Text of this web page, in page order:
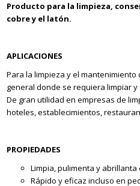
Producto para la limpieza,
cobre y el latón.
APLICACIONES
Para la limpieza y el
general donde se requiera limpiar
De gran utilidad en empresas de
hoteles, establecimientos,
PROPIEDADES
Limpia, pulimenta y abrillanta
Rápido y eficaz incluso en